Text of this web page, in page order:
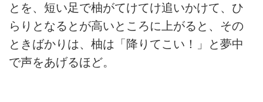
とを、短い足で柚がてけてけ追いかけて、ひ
らりとなるとが高いところに上がると、その
ときばかりは、柚は「降りてこい！」と夢中
で声をあげるほど。